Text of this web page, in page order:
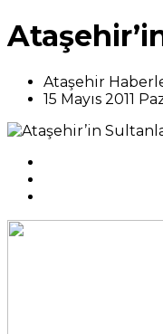
Ataşehir
15 Mayıs 2011